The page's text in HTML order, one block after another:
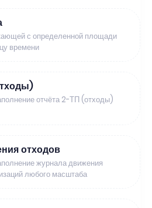
с определенной площади
времени
отчёта 2-ТП (отходы)
отходов
журнала движения
любого масштаба